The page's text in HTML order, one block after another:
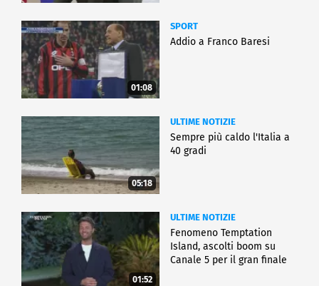
01:08
SPORT
Addio a Franco Baresi
05:18
ULTIME NOTIZIE
Sempre più caldo l'Italia a
40 gradi
01:52
ULTIME NOTIZIE
Fenomeno Temptation
Island, ascolti boom su
Canale 5 per il gran finale